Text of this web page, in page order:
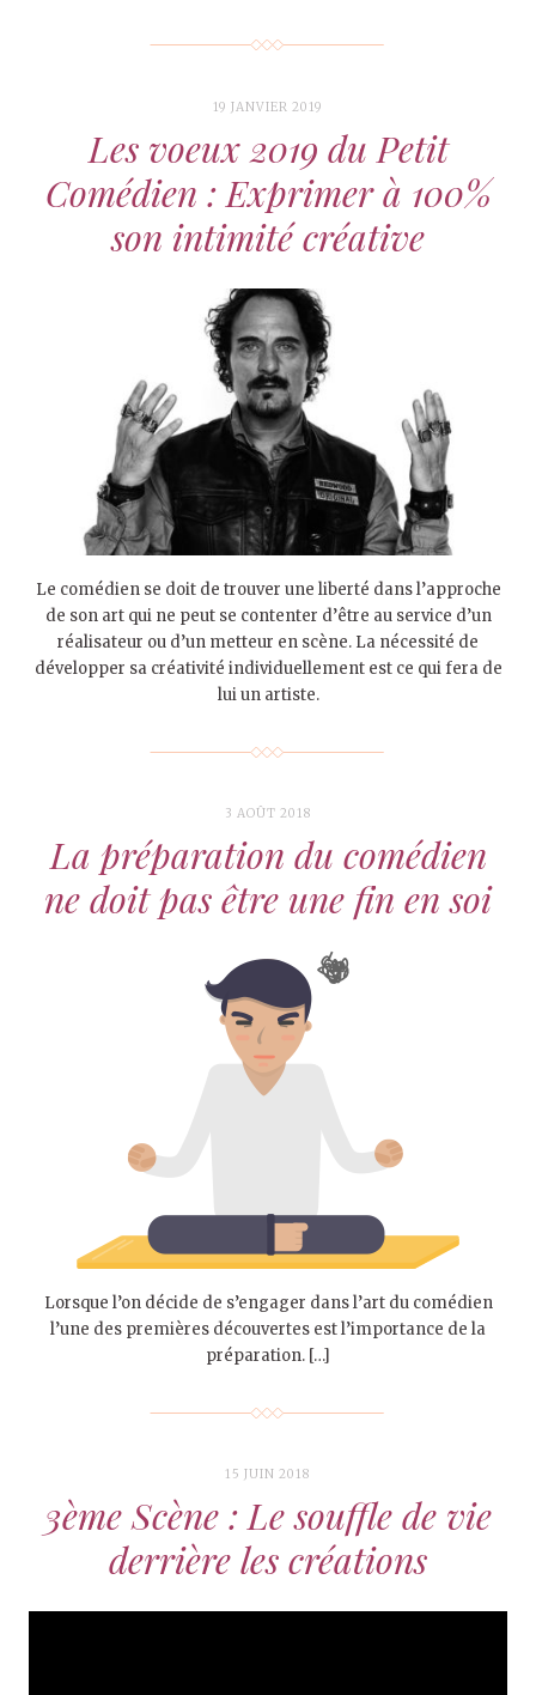
19 JANVIER 2019
Les voeux 2019 du Petit
Comédien : Exprimer à 100%
son intimité créative
Le comédien se doit de trouver une liberté dans l’approche
de son art qui ne peut se contenter d’être au service d’un
réalisateur ou d’un metteur en scène. La nécessité de
développer sa créativité individuellement est ce qui fera de
lui un artiste.
3 AOÛT 2018
La préparation du comédien
ne doit pas être une fin en soi
Lorsque l’on décide de s’engager dans l’art du comédien
l’une des premières découvertes est l’importance de la
préparation. […]
15 JUIN 2018
3ème Scène : Le souffle de vie
derrière les créations